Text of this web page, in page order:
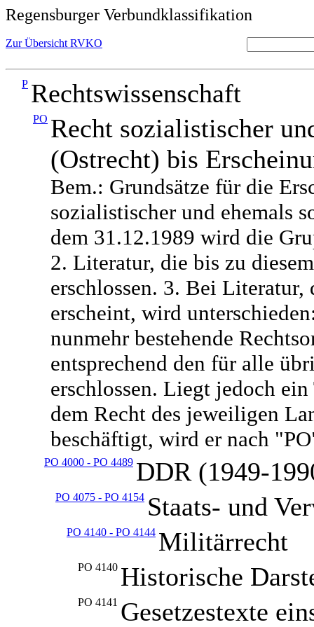
Regensburger Verbundklassifikation
Zur Übersicht RVKO
P Rechtswissenschaft
PO Recht sozialistischer
(Ostrecht) bis
Bem.: Grundsätze für die
sozialistischer und ehemals
dem 31.12.1989 wird die
2. Literatur, die bis zu
erschlossen. 3. Bei Literatur,
erscheint, wird
nunmehr bestehende
entsprechend den für alle
erschlossen. Liegt jedoch
dem Recht des jeweiligen
beschäftigt, wird er nach
PO 4000 - PO 4489 DDR (1949-
PO 4075 - PO 4154 Staats- und
PO 4140 - PO 4144 Militärrecht
PO 4140 Historische
PO 4141 Gesetzestexte